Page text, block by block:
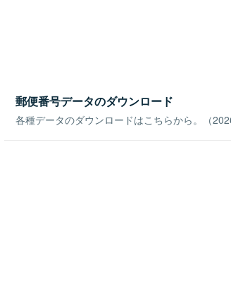
郵便番号データのダウンロード
各種データのダウンロードはこちらから。（